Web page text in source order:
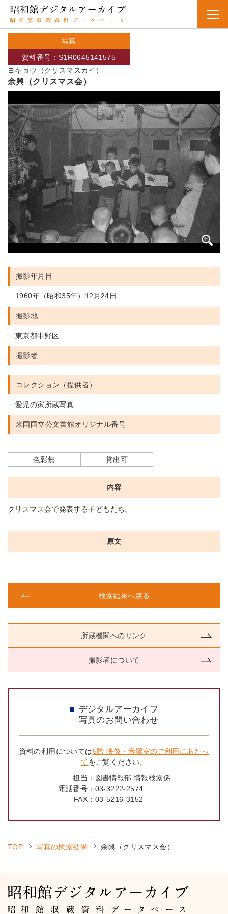
写真
ヨキョウ（クリスマスカイ）
資料番号：S1R0645141575
余興（クリスマス会）
撮影年月日
1960年（昭和35年）12月24日
撮影地
東京都中野区
撮影者
コレクション（提供者）
愛児の家所蔵写真
米国国立公文書館オリジナル番号
色彩無 貸出可
内容
クリスマス会で発表する子どもたち。
原文
検索結果へ戻る
所蔵機関へのリンク
撮影者について
デジタルアーカイブ
写真のお問い合わせ
資料の利用については5階 映像・音響室のご利用にあたっ
てをご覧ください。
担当： 図書情報部 情報検索係
電話番号： 03-3222-2574
FAX： 03-5216-3152
TOP 写真の検索結果 余興（クリスマス会）